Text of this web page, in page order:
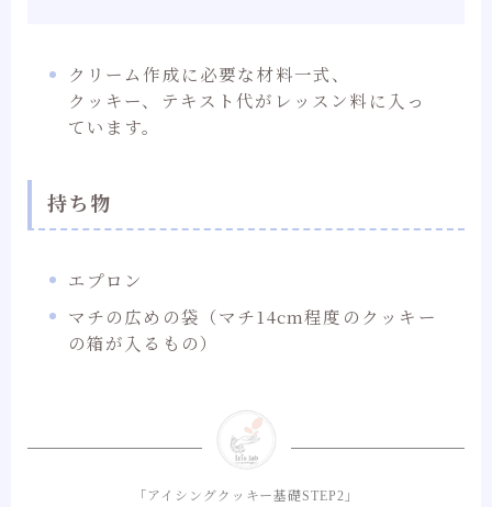
クリーム作成に必要な材料一式、
クッキー、テキスト代がレッスン料に入っ
ています。
持ち物
エプロン
マチの広めの袋（マチ14cm程度のクッキー
の箱が入るもの）
「アイシングクッキー基礎STEP2」